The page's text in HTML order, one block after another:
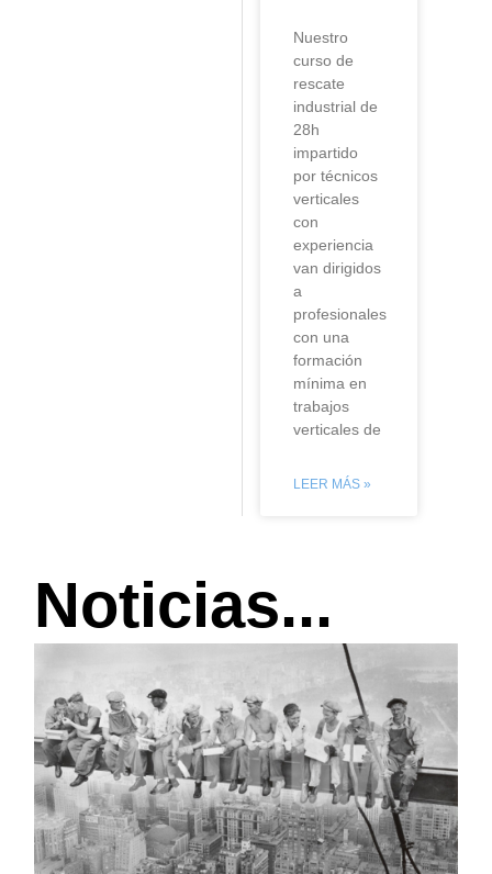
Nuestro
curso de
rescate
industrial de
28h
impartido
por técnicos
verticales
con
experiencia
van dirigidos
a
profesionales
con una
formación
mínima en
trabajos
verticales de
LEER MÁS »
Noticias...